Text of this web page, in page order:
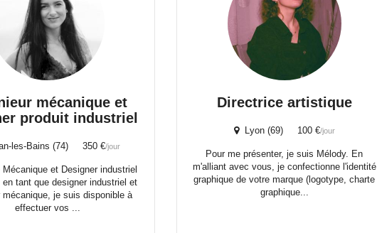
mécanique et
produit industriel
les-Bains (74) 350 €/jour
Mécanique et Designer industriel
en tant que designer industriel et
mécanique, je suis disponible à
effectuer vos ...
Directrice artistique
Lyon (69) 100 €/jour
Pour me présenter, je suis Mélody. En
m'alliant avec vous, je confectionne l'identité
graphique de votre marque (logotype, charte
graphique...